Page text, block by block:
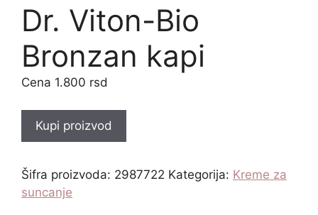
Dr. Viton-Bio
Bronzan kapi
1.800 rsd
Kupi proizvod
Šifra proizvoda: 2987722 Kategorija: Kreme za
suncanje